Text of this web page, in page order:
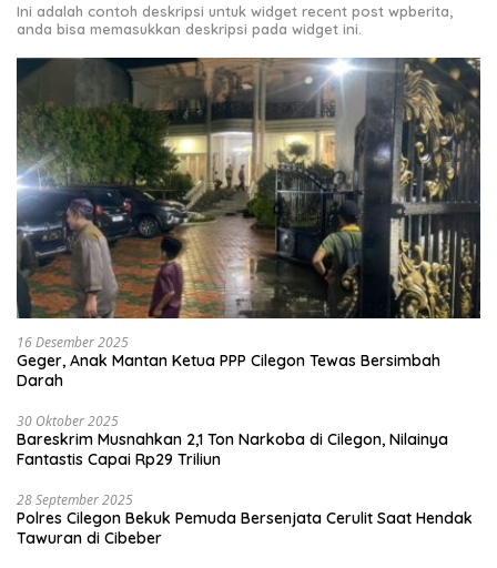
Ini adalah contoh deskripsi untuk widget recent post wpberita,
anda bisa memasukkan deskripsi pada widget ini.
16 Desember 2025
Geger, Anak Mantan Ketua PPP Cilegon Tewas Bersimbah
Darah
30 Oktober 2025
Bareskrim Musnahkan 2,1 Ton Narkoba di Cilegon, Nilainya
Fantastis Capai Rp29 Triliun
28 September 2025
Polres Cilegon Bekuk Pemuda Bersenjata Cerulit Saat Hendak
Tawuran di Cibeber